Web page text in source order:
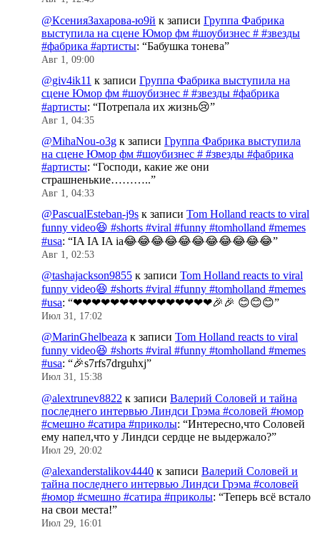
@КсенияЗахарова-ю9й к записи Группа Фабрика
выступила на сцене Юмор фм #шоубизнес # #звезды
#фабрика #артисты: “Бабушка тонева”
Авг 1, 09:00
@giv4ik11 к записи Группа Фабрика выступила на
сцене Юмор фм #шоубизнес # #звезды #фабрика
#артисты: “Потрепала их жизнь😢”
Авг 1, 04:35
@MihaNou-o3g к записи Группа Фабрика выступила
на сцене Юмор фм #шоубизнес # #звезды #фабрика
#артисты: “Господи, какие же они
страшненькие………..”
Авг 1, 04:33
@PascualEsteban-j9s к записи Tom Holland reacts to viral
funny video😆 #shorts #viral #funny #tomholland #memes
#usa: “IA IA IA ia😂😂😂😂😂😂😂😂😂😂😂”
Авг 1, 02:53
@tashajackson9855 к записи Tom Holland reacts to viral
funny video😆 #shorts #viral #funny #tomholland #memes
#usa: “❤❤❤❤❤❤❤❤❤❤❤❤❤❤❤🎉🎉 😊😊😊”
Июл 31, 17:02
@MarinGhelbeaza к записи Tom Holland reacts to viral
funny video😆 #shorts #viral #funny #tomholland #memes
#usa: “🎉s7rfs7drguhxj”
Июл 31, 15:38
@alextrunev8822 к записи Валерий Соловей и тайна
последнего интервью Линдси Грэма #соловей #юмор
#смешно #сатира #приколы: “Интересно,что Соловей
ему напел,что у Линдси сердце не выдержало?”
Июл 29, 20:02
@alexanderstalikov4440 к записи Валерий Соловей и
тайна последнего интервью Линдси Грэма #соловей
#юмор #смешно #сатира #приколы: “Теперь всё встало
на свои места!”
Июл 29, 16:01